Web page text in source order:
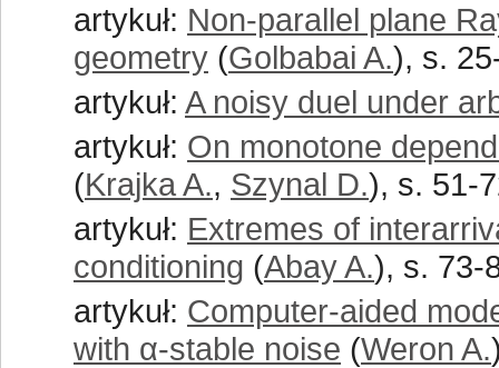
artykuł: Non-parallel plane
geometry (Golbabai A.), s.
artykuł: A noisy duel under
artykuł: On monotone
(Krajka A., Szynal D.), s. 51-
artykuł: Extremes of
conditioning (Abay A.), s. 73-
artykuł: Computer-aided
with α-stable noise (Weron A.